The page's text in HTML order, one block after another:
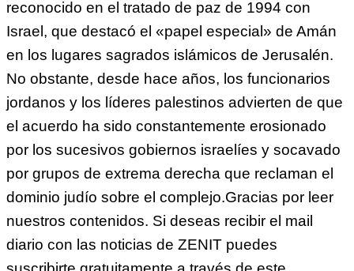
reconocido en el tratado de paz de 1994 con
Israel, que destacó el «papel especial» de Amán
en los lugares sagrados islámicos de Jerusalén.
No obstante, desde hace años, los funcionarios
jordanos y los líderes palestinos advierten de que
el acuerdo ha sido constantemente erosionado
por los sucesivos gobiernos israelíes y socavado
por grupos de extrema derecha que reclaman el
dominio judío sobre el complejo.Gracias por leer
nuestros contenidos. Si deseas recibir el mail
diario con las noticias de ZENIT puedes